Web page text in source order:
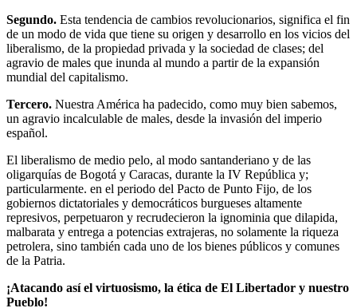
Segundo. Esta tendencia de cambios revolucionarios, significa el fin
de un modo de vida que tiene su origen y desarrollo en los vicios del
liberalismo, de la propiedad privada y la sociedad de clases; del
agravio de males que inunda al mundo a partir de la expansión
mundial del capitalismo.
Tercero. Nuestra América ha padecido, como muy bien sabemos,
un agravio incalculable de males, desde la invasión del imperio
español.
El liberalismo de medio pelo, al modo santanderiano y de las
oligarquías de Bogotá y Caracas, durante la IV República y;
particularmente. en el periodo del Pacto de Punto Fijo, de los
gobiernos dictatoriales y democráticos burgueses altamente
represivos, perpetuaron y recrudecieron la ignominia que dilapida,
malbarata y entrega a potencias extrajeras, no solamente la riqueza
petrolera, sino también cada uno de los bienes públicos y comunes
de la Patria.
¡Atacando así el virtuosismo, la ética de El Libertador y nuestro
Pueblo!